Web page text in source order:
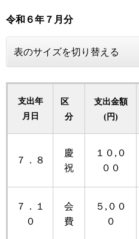
令和６年 ７月分
表のサイズを切り替える
支出年
月日
区
分
支出金額
(円)
７．８
慶
祝
１０,０
００
７．１
０
会
費
５,００
０